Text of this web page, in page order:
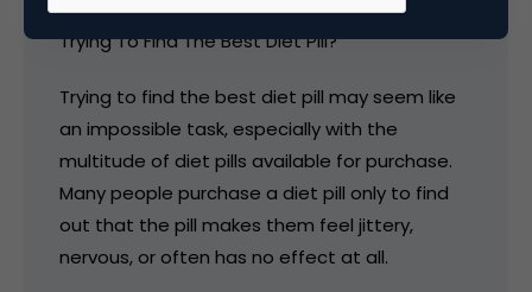
Trying To Find The Best Diet Pill?
Trying to find the best diet pill may seem like
an impossible task, especially with the
multitude of diet pills available for purchase.
Many people purchase a diet pill only to find
out that the pill makes them feel jittery,
nervous, or often has no effect at all.